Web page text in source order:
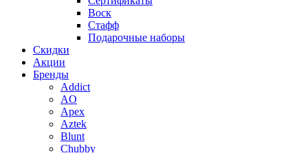
Воск
Стафф
Подарочные наборы
Скидки
Акции
Бренды
Addict
AO
Apex
Aztek
Blunt
Chubby